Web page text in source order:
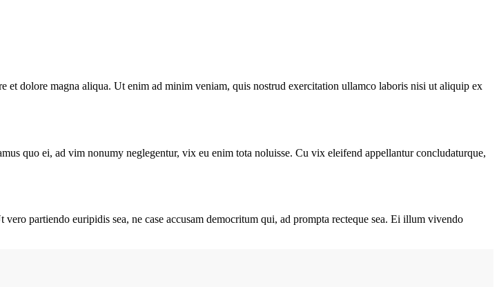
dolore magna aliqua. Ut enim ad minim veniam, quis nostrud exercitation ullamco laboris nisi ut aliquip ex
quo ei, ad vim nonumy neglegentur, vix eu enim tota noluisse. Cu vix eleifend appellantur concludaturque,
partiendo euripidis sea, ne case accusam democritum qui, ad prompta recteque sea. Ei illum vivendo